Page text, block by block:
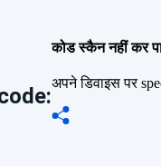
कोड स्कैन नहीं कर
अपने डिवाइस पर